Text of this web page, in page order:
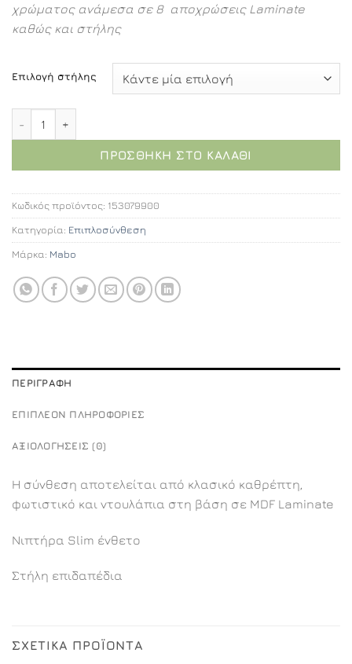
χρώματος ανάμεσα σε 8 αποχρώσεις Laminate
καθώς και στήλης
Επιλογή στήλης
ΠΡΟΣΘΉΚΗ ΣΤΟ ΚΑΛΆΘΙ
Κωδικός προϊόντος: 153079900
Κατηγορία: Επιπλοσύνθεση
Μάρκα: Mabo
ΠΕΡΙΓΡΑΦΉ
ΕΠΙΠΛΈΟΝ ΠΛΗΡΟΦΟΡΊΕΣ
ΑΞΙΟΛΟΓΉΣΕΙΣ (0)
Η σύνθεση αποτελείται από κλασικό καθρέπτη,
φωτιστικό και ντουλάπια στη βάση σε MDF Laminate
Νιπτήρα Slim ένθετο
Στήλη επιδαπέδια
ΣΧΕΤΙΚΆ ΠΡΟΪΌΝΤΑ